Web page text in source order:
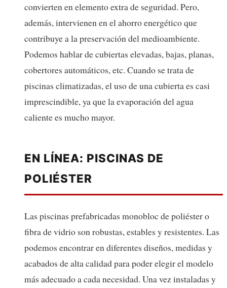
convierten en elemento extra de seguridad. Pero,
además, intervienen en el ahorro energético que
contribuye a la preservación del medioambiente.
Podemos hablar de cubiertas elevadas, bajas, planas,
cobertores automáticos, etc. Cuando se trata de
piscinas climatizadas, el uso de una cubierta es casi
imprescindible, ya que la evaporación del agua
caliente es mucho mayor.
EN LÍNEA: PISCINAS DE
POLIÉSTER
Las piscinas prefabricadas monobloc de poliéster o
fibra de vidrio son robustas, estables y resistentes. Las
podemos encontrar en diferentes diseños, medidas y
acabados de alta calidad para poder elegir el modelo
más adecuado a cada necesidad. Una vez instaladas y